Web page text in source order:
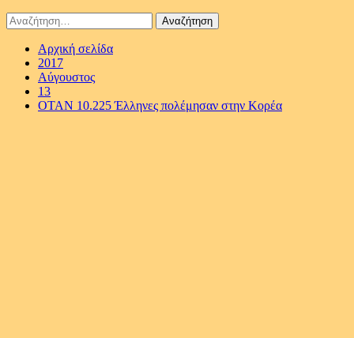
Αναζήτηση
για:
Αρχική σελίδα
2017
Αύγουστος
13
ΟΤΑΝ 10.225 Έλληνες πολέμησαν στην Κορέα